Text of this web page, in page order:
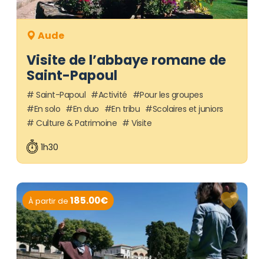
Visite de l’abbaye romane de
Saint-Papoul
Aude
Saint-Papoul Activité
Pour les groupes
En solo
En duo En tribu
Scolaires et juniors
Culture & Patrimoine
Visite
1h30
À partir de 185.00€